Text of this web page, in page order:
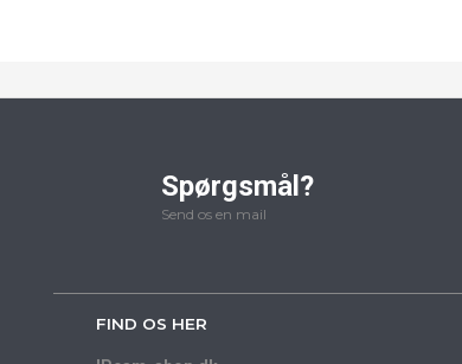
Spørgsmål?
Send os en mail
FIND OS HER